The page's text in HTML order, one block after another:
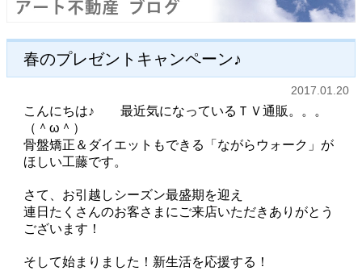
春のプレゼントキャンペーン♪
2017.01.20
こんにちは♪ 最近気になっているＴＶ通販。。。
（＾ω＾）
骨盤矯正＆ダイエットもできる「ながらウォーク」が
ほしい工藤です。
さて、お引越しシーズン最盛期を迎え
連日たくさんのお客さまにご来店いただきありがとう
ございます！
そして始まりました！新生活を応援する！